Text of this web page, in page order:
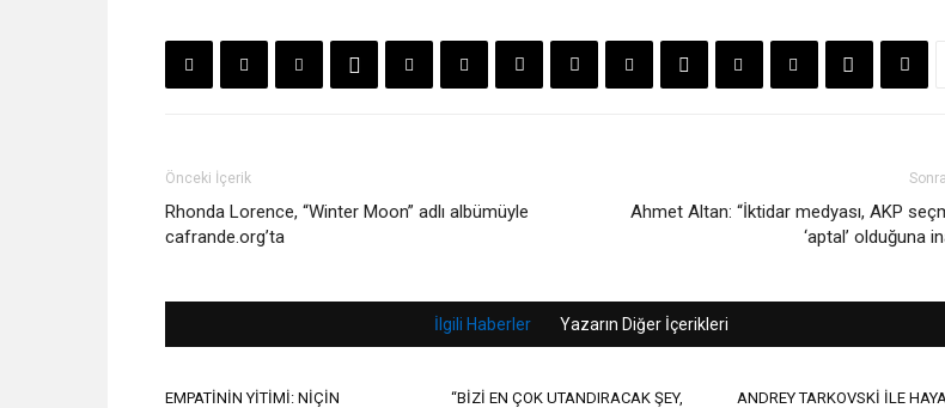
Önceki İçerik
Rhonda Lorence, “Winter Moon” adlı albümüyle
cafrande.org’ta
Ahmet Altan: “İktidar medyası, AKP
‘aptal’ olduğuna
İlgili Haberler Yazarın Diğer İçerikleri
EMPATİNİN YİTİMİ: NİÇİN
“BİZİ EN ÇOK UTANDIRACAK ŞEY,
ANDREY TARKOVSKİ İLE